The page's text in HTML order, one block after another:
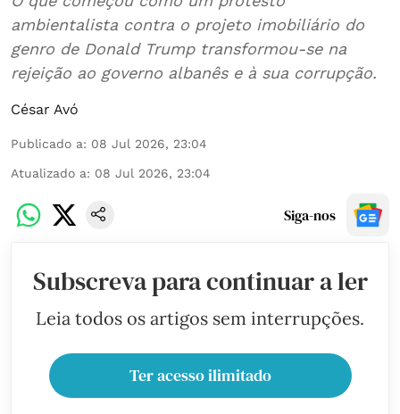
ambientalista contra o projeto imobiliário do
genro de Donald Trump transformou-se na
rejeição ao governo albanês e à sua corrupção.
César Avó
Publicado a: 08 Jul 2026, 23:04
Atualizado a: 08 Jul 2026, 23:04
Siga-nos
Subscreva para continuar a ler
Leia todos os artigos sem interrupções.
Ter acesso ilimitado